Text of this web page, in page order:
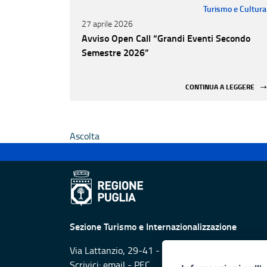
Turismo e Cultura
27 aprile 2026
Avviso Open Call “Grandi Eventi Secondo
Semestre 2026”
CONTINUA A LEGGERE
Ascolta
Sezione Turismo e Internazionalizzazione
Via Lattanzio, 29-41 - 70126 Bari